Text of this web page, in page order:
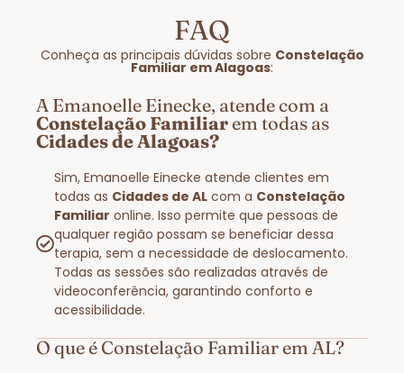
FAQ
Conheça as principais dúvidas sobre Constelação
Familiar em Alagoas:
A Emanoelle Einecke, atende com a
Constelação Familiarem todas as
Cidades de Alagoas?
Sim, Emanoelle Einecke atende clientes em
todas as Cidades de AL com a Constelação
Familiar online. Isso permite que pessoas de
qualquer região possam se beneficiar dessa
terapia, sem a necessidade de deslocamento.
Todas as sessões são realizadas através de
videoconferência, garantindo conforto e
acessibilidade.
O que é Constelação Familiar em AL?